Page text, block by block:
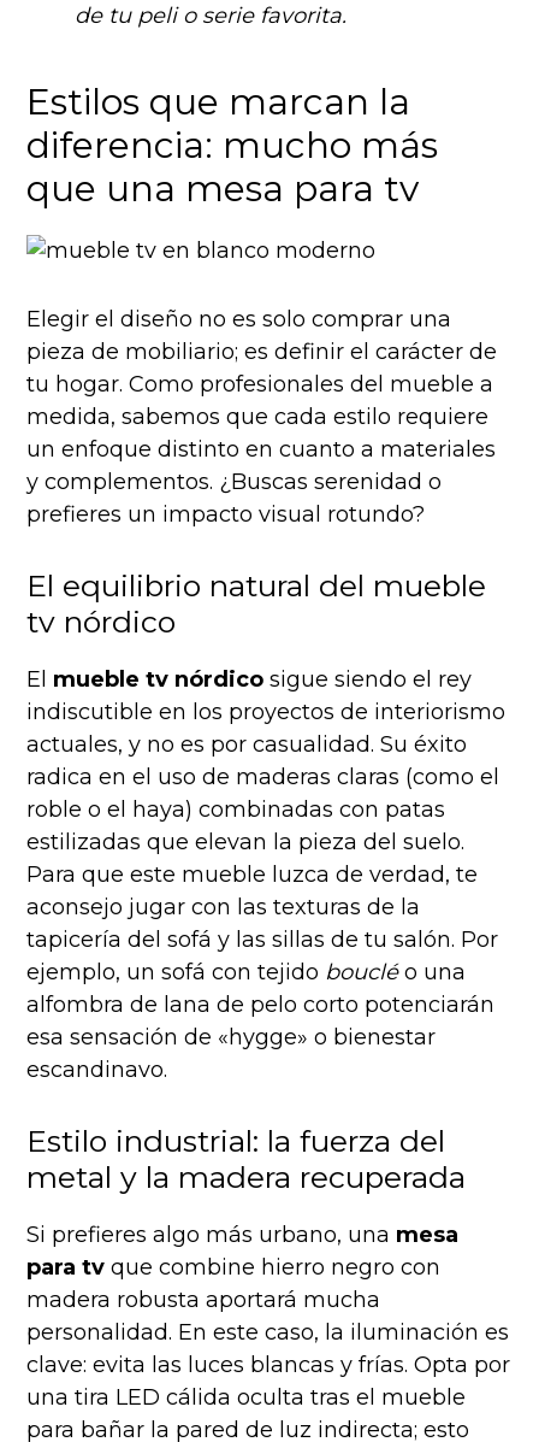
de tu peli o serie favorita.
Estilos que marcan la
diferencia: mucho más
que una mesa para tv
Elegir el diseño no es solo comprar una
pieza de mobiliario; es definir el carácter de
tu hogar. Como profesionales del mueble a
medida, sabemos que cada estilo requiere
un enfoque distinto en cuanto a materiales
y complementos. ¿Buscas serenidad o
prefieres un impacto visual rotundo?
El equilibrio natural del mueble
tv nórdico
El mueble tv nórdico sigue siendo el rey
indiscutible en los proyectos de interiorismo
actuales, y no es por casualidad. Su éxito
radica en el uso de maderas claras (como el
roble o el haya) combinadas con patas
estilizadas que elevan la pieza del suelo.
Para que este mueble luzca de verdad, te
aconsejo jugar con las texturas de la
tapicería del sofá y las sillas de tu salón. Por
ejemplo, un sofá con tejido boucléo una
alfombra de lana de pelo corto potenciarán
esa sensación de «hygge» o bienestar
escandinavo.
Estilo industrial: la fuerza del
metal y la madera recuperada
Si prefieres algo más urbano, una mesa
para tv que combine hierro negro con
madera robusta aportará mucha
personalidad. En este caso, la iluminación es
clave: evita las luces blancas y frías. Opta por
una tira LED cálida oculta tras el mueble
para bañar la pared de luz indirecta; esto